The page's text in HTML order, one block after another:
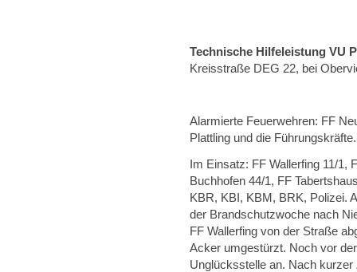
Technische Hilfeleistung VU
Kreisstraße DEG 22, bei
Alarmierte Feuerwehren: FF
Plattling und die Führungskräfte.
Im Einsatz: FF Wallerfing 11/1,
Buchhofen 44/1, FF
KBR, KBI, KBM, BRK, Polizei.
der Brandschutzwoche nach
FF Wallerfing von der Straße
Acker umgestürzt. Noch vor
Unglücksstelle an. Nach